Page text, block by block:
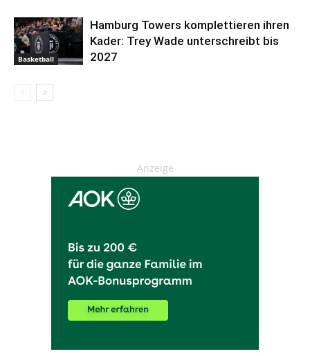
Basketball
Hamburg Towers komplettieren ihren
Kader: Trey Wade unterschreibt bis
2027
Anzeige